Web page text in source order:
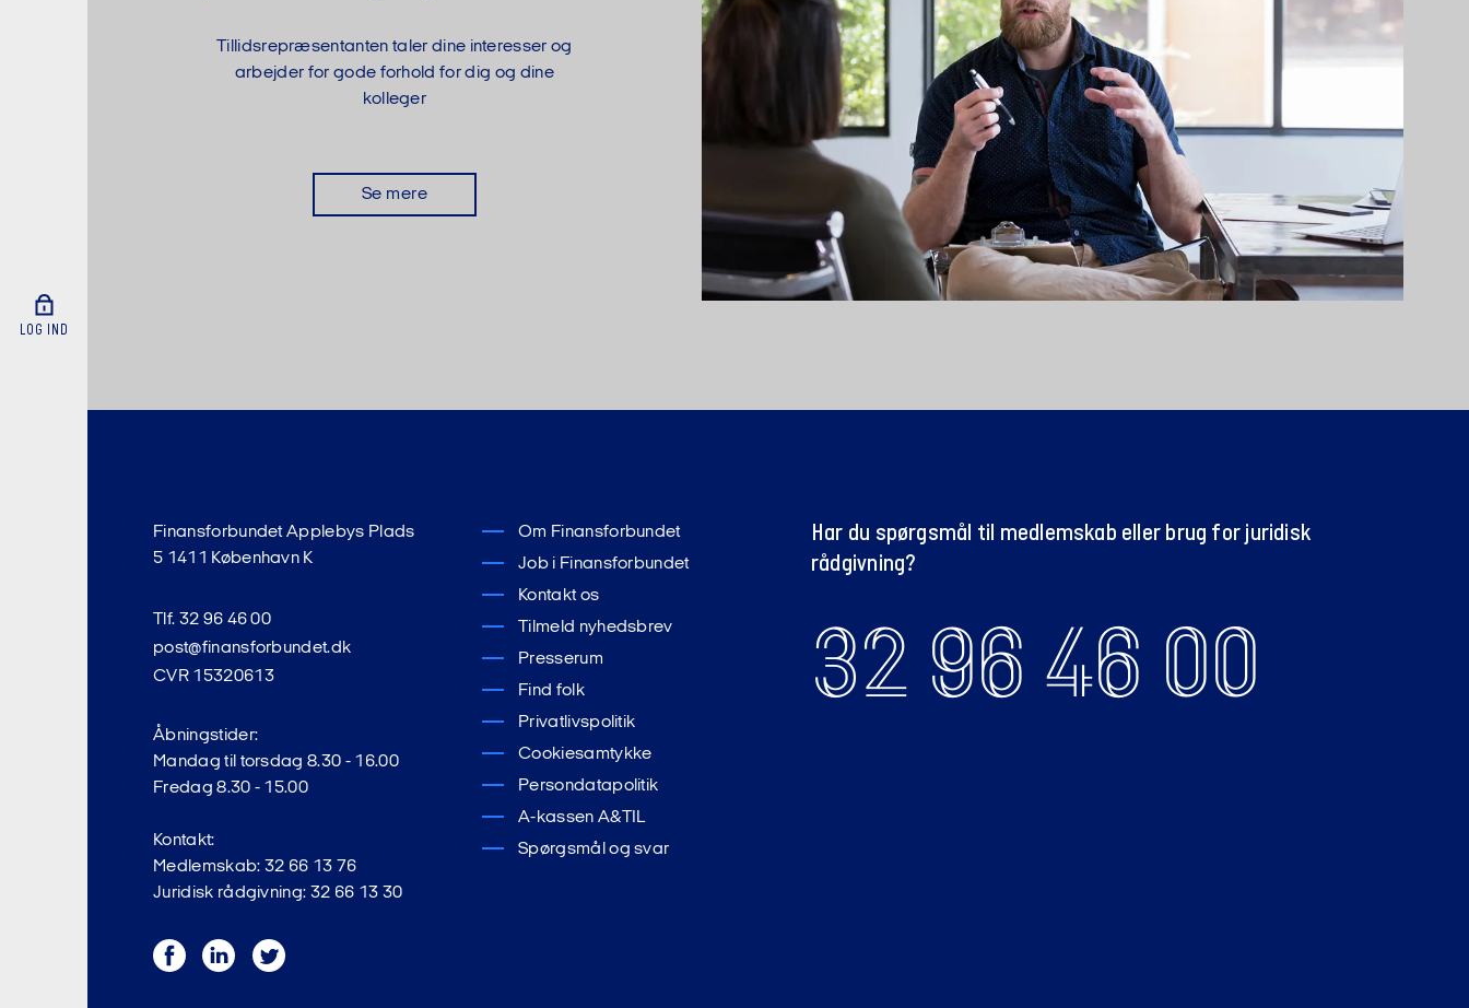
LOG IND
Tillidsrepræsentanten taler dine interesser og
arbejder for gode forhold for dig og dine
kolleger
Se mere
Finansforbundet Applebys Plads
5 1411 København K
Tlf. 32 96 46 00
post@finansforbundet.dk
CVR 15320613
Åbningstider:
Mandag til torsdag 8.30 - 16.00
Fredag 8.30 - 15.00
Kontakt:
Medlemskab: 32 66 13 76
Juridisk rådgivning: 32 66 13 30
FacebookLinkedInTwitter
Om Finansforbundet
Job i Finansforbundet
Kontakt os
Tilmeld nyhedsbrev
Presserum
Find folk
Privatlivspolitik
Cookiesamtykke
Persondatapolitik
A-kassen A&TIL
Spørgsmål og svar
Har du spørgsmål til medlemskab eller brug for juridisk
rådgivning?
32 96 46 00